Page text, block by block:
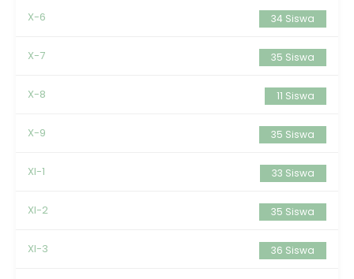
X-6 34 Siswa
X-7 35 Siswa
X-8 11 Siswa
X-9 35 Siswa
XI-1 33 Siswa
XI-2 35 Siswa
XI-3 36 Siswa